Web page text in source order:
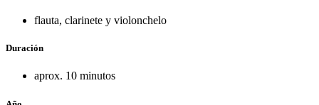
flauta, clarinete y violonchelo
Duración
aprox. 10 minutos